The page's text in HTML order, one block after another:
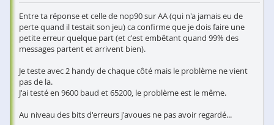
Entre ta réponse et celle de nop90 sur AA (qui n'a jamais eu de
perte quand il testait son jeu) ca confirme que je dois faire une
petite erreur quelque part (et c'est embêtant quand 99% des
messages partent et arrivent bien).
Je teste avec 2 handy de chaque côté mais le problème ne vient
pas de la.
J'ai testé en 9600 baud et 65200, le problème est le même.
Au niveau des bits d'erreurs j'avoues ne pas avoir regardé...